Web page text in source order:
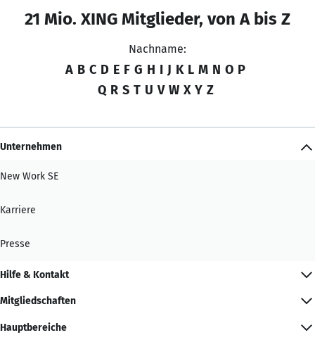
21 Mio. XING Mitglieder, von A bis Z
Nachname:
A B C D E F G H I J K L M N O P
Q R S T U V W X Y Z
Unternehmen
New Work SE
Karriere
Presse
Hilfe & Kontakt
Mitgliedschaften
Hauptbereiche